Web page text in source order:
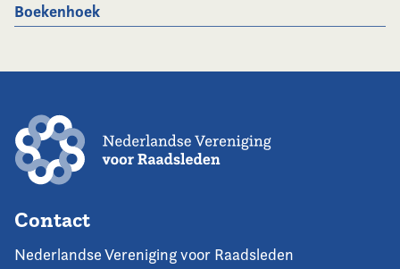
Boekenhoek
Contact
Nederlandse Vereniging voor Raadsleden